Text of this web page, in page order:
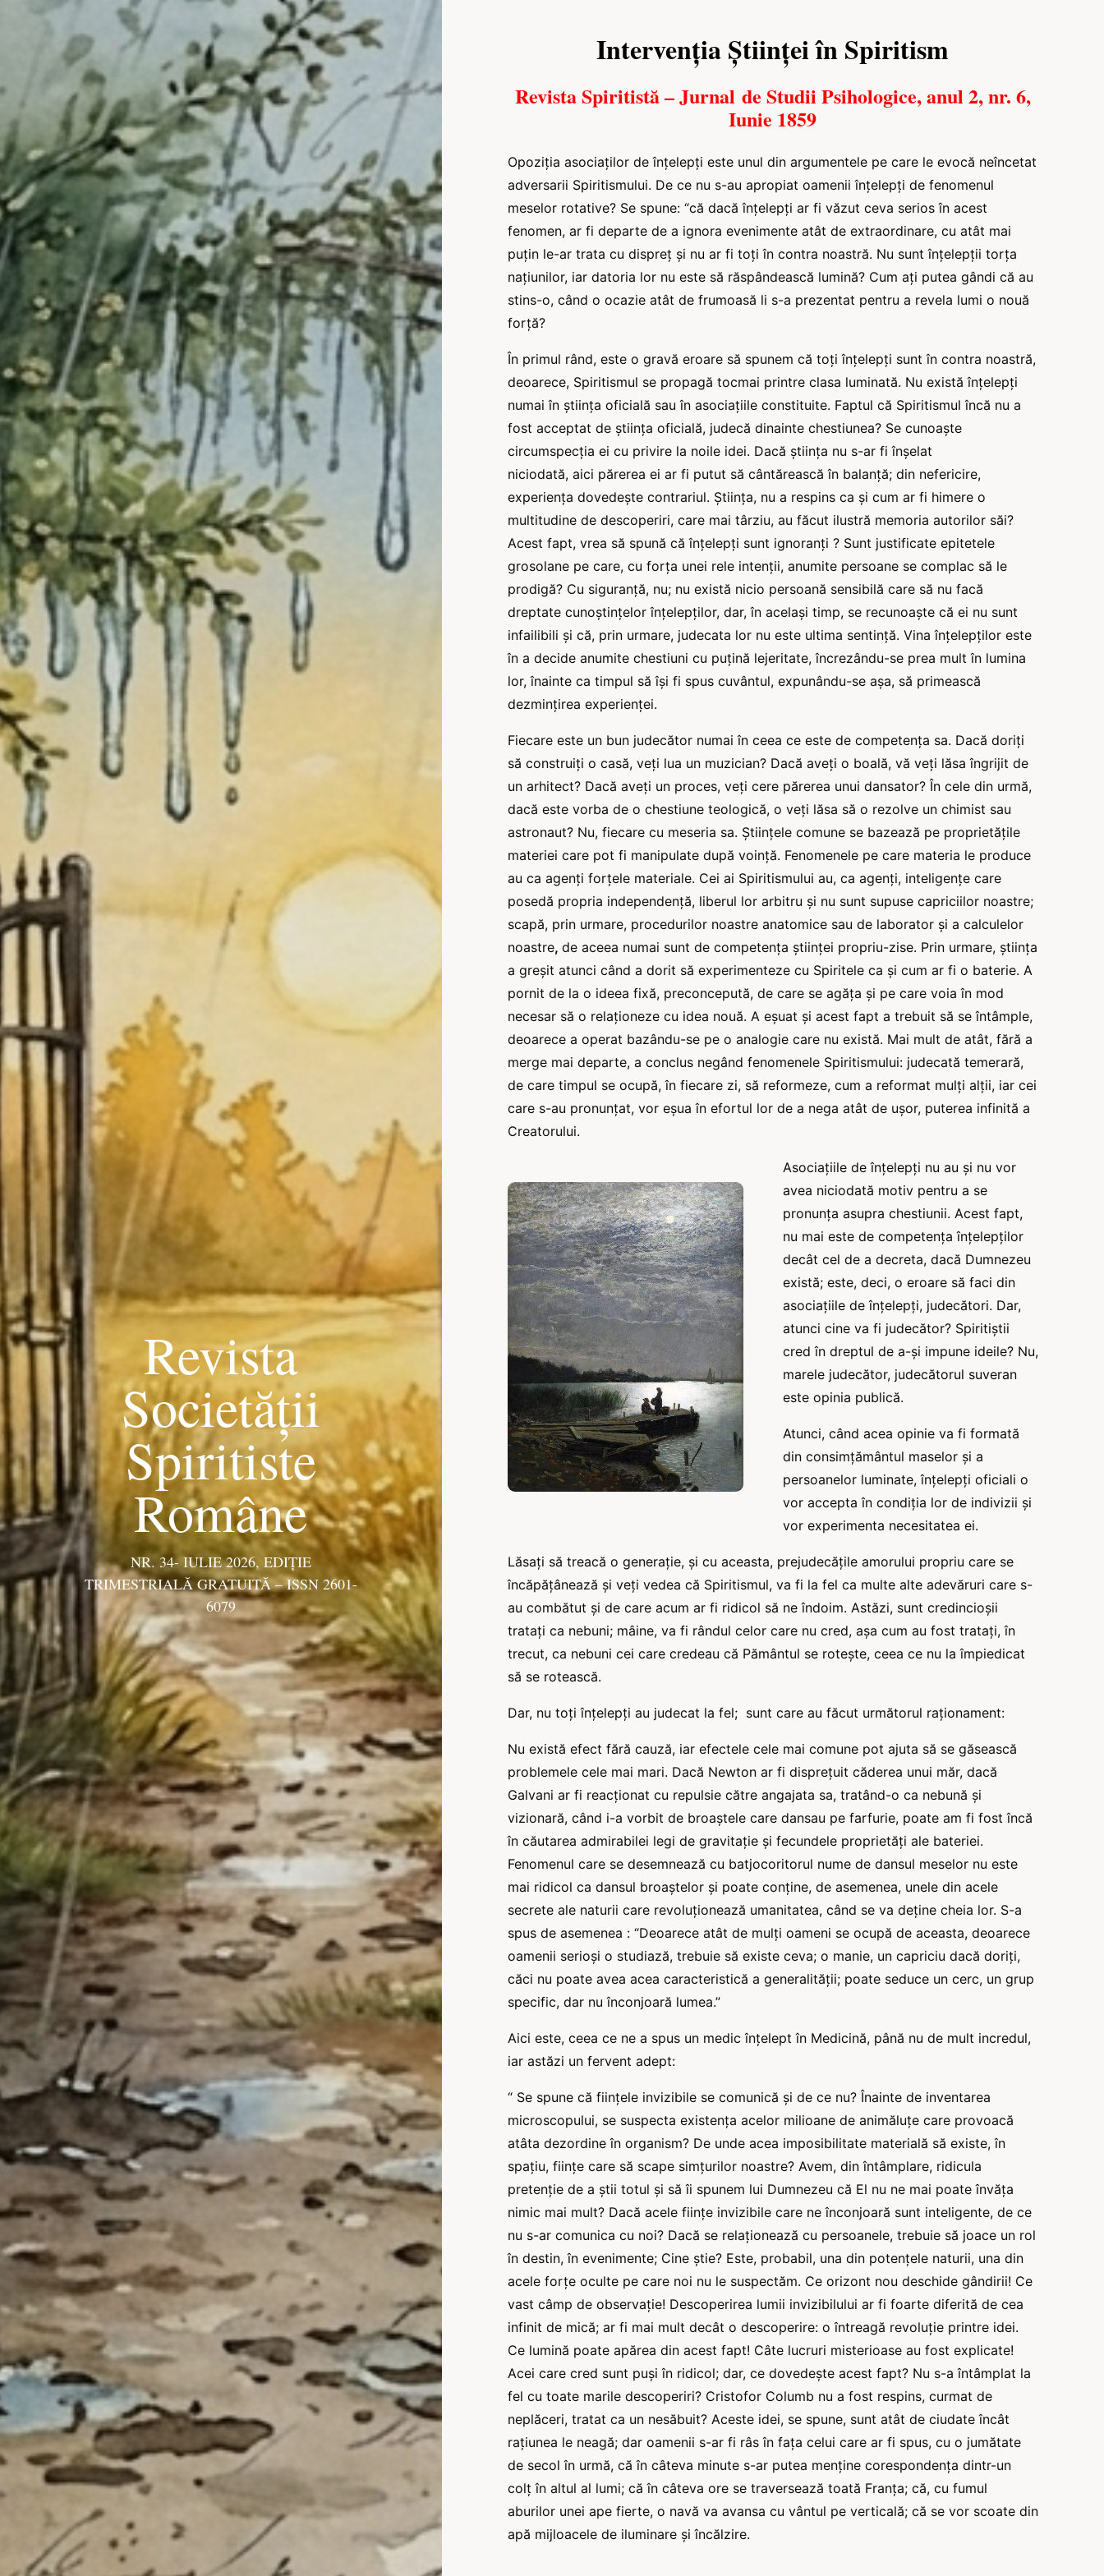
Revista
Societății
Spiritiste
Române
NR. 34- IULIE 2026, EDIŢIE
TRIMESTRIALĂ GRATUITĂ – ISSN 2601-
6079
Intervenția Științei în Spiritism
Revista Spiritistă – Jurnal de Studii Psihologice, anul 2, nr. 6,
Iunie 1859
Opoziția asociaților de înțelepți este unul din argumentele pe care le evocă neîncetat
adversarii Spiritismului. De ce nu s-au apropiat oamenii înțelepți de fenomenul
meselor rotative? Se spune: “că dacă înțelepți ar fi văzut ceva serios în acest
fenomen, ar fi departe de a ignora evenimente atât de extraordinare, cu atât mai
puțin le-ar trata cu dispreț și nu ar fi toți în contra noastră. Nu sunt înțelepții torța
națiunilor, iar datoria lor nu este să răspândească lumină? Cum ați putea gândi că au
stins-o, când o ocazie atât de frumoasă li s-a prezentat pentru a revela lumi o nouă
forță?
În primul rând, este o gravă eroare să spunem că toți înțelepți sunt în contra noastră,
deoarece, Spiritismul se propagă tocmai printre clasa luminată. Nu există înțelepți
numai în știința oficială sau în asociațiile constituite. Faptul că Spiritismul încă nu a
fost acceptat de știința oficială, judecă dinainte chestiunea? Se cunoaște
circumspecția ei cu privire la noile idei. Dacă știința nu s-ar fi înșelat
niciodată, aici părerea ei ar fi putut să cântărească în balanță; din nefericire,
experiența dovedește contrariul. Știința, nu a respins ca și cum ar fi himere o
multitudine de descoperiri, care mai târziu, au făcut ilustră memoria autorilor săi?
Acest fapt, vrea să spună că înțelepți sunt ignoranți ? Sunt justificate epitetele
grosolane pe care, cu forța unei rele intenții, anumite persoane se complac să le
prodigă? Cu siguranță, nu; nu există nicio persoană sensibilă care să nu facă
dreptate cunoștințelor înțelepților, dar, în același timp, se recunoaște că ei nu sunt
infailibili și că, prin urmare, judecata lor nu este ultima sentință. Vina înțelepților este
în a decide anumite chestiuni cu puțină lejeritate, încrezându-se prea mult în lumina
lor, înainte ca timpul să își fi spus cuvântul, expunându-se așa, să primească
dezmințirea experienței.
Fiecare este un bun judecător numai în ceea ce este de competența sa. Dacă doriți
să construiți o casă, veți lua un muzician? Dacă aveți o boală, vă veți lăsa îngrijit de
un arhitect? Dacă aveți un proces, veți cere părerea unui dansator? În cele din urmă,
dacă este vorba de o chestiune teologică, o veți lăsa să o rezolve un chimist sau
astronaut? Nu, fiecare cu meseria sa. Științele comune se bazează pe proprietățile
materiei care pot fi manipulate după voință. Fenomenele pe care materia le produce
au ca agenți forțele materiale. Cei ai Spiritismului au, ca agenți, inteligențe care
posedă propria independență, liberul lor arbitru și nu sunt supuse capriciilor noastre;
scapă, prin urmare, procedurilor noastre anatomice sau de laborator și a calculelor
noastre, de aceea numai sunt de competența științei propriu-zise. Prin urmare, știința
a greșit atunci când a dorit să experimenteze cu Spiritele ca și cum ar fi o baterie. A
pornit de la o ideea fixă, preconcepută, de care se agăța și pe care voia în mod
necesar să o relaționeze cu idea nouă. A eșuat și acest fapt a trebuit să se întâmple,
deoarece a operat bazându-se pe o analogie care nu există. Mai mult de atât, fără a
merge mai departe, a conclus negând fenomenele Spiritismului: judecată temerară,
de care timpul se ocupă, în fiecare zi, să reformeze, cum a reformat mulți alții, iar cei
care s-au pronunțat, vor eșua în efortul lor de a nega atât de ușor, puterea infinită a
Creatorului.
Asociațiile de înțelepți nu au și nu vor
avea niciodată motiv pentru a se
pronunța asupra chestiunii. Acest fapt,
nu mai este de competența înțelepților
decât cel de a decreta, dacă Dumnezeu
există; este, deci, o eroare să faci din
asociațiile de înțelepți, judecători. Dar,
atunci cine va fi judecător? Spiritiștii
cred în dreptul de a-și impune ideile? Nu,
marele judecător, judecătorul suveran
este opinia publică.
Atunci, când acea opinie va fi formată
din consimțământul maselor și a
persoanelor luminate, înțelepți oficiali o
vor accepta în condiția lor de indivizii şi
vor experimenta necesitatea ei.
Lăsați să treacă o generație, și cu aceasta, prejudecățile amorului propriu care se
încăpățânează și veți vedea că Spiritismul, va fi la fel ca multe alte adevăruri care s-
au combătut și de care acum ar fi ridicol să ne îndoim. Astăzi, sunt credincioșii
tratați ca nebuni; mâine, va fi rândul celor care nu cred, așa cum au fost tratați, în
trecut, ca nebuni cei care credeau că Pământul se rotește, ceea ce nu la împiedicat
să se rotească.
Dar, nu toți înțelepți au judecat la fel; sunt care au făcut următorul raționament:
Nu există efect fără cauză, iar efectele cele mai comune pot ajuta să se găsească
problemele cele mai mari. Dacă Newton ar fi disprețuit căderea unui măr, dacă
Galvani ar fi reacţionat cu repulsie către angajata sa, tratând-o ca nebună și
vizionară, când i-a vorbit de broaștele care dansau pe farfurie, poate am fi fost încă
în căutarea admirabilei legi de gravitație și fecundele proprietăți ale bateriei.
Fenomenul care se desemnează cu batjocoritorul nume de dansul meselor nu este
mai ridicol ca dansul broaștelor și poate conține, de asemenea, unele din acele
secrete ale naturii care revoluționează umanitatea, când se va deține cheia lor. S-a
spus de asemenea : “Deoarece atât de mulți oameni se ocupă de aceasta, deoarece
oamenii serioși o studiază, trebuie să existe ceva; o manie, un capriciu dacă doriți,
căci nu poate avea acea caracteristică a generalității; poate seduce un cerc, un grup
specific, dar nu înconjoară lumea.”
Aici este, ceea ce ne a spus un medic înțelept în Medicină, până nu de mult incredul,
iar astăzi un fervent adept:
“ Se spune că ființele invizibile se comunică și de ce nu? Înainte de inventarea
microscopului, se suspecta existența acelor milioane de animăluțe care provoacă
atâta dezordine în organism? De unde acea imposibilitate materială să existe, în
spațiu, ființe care să scape simțurilor noastre? Avem, din întâmplare, ridicula
pretenție de a știi totul și să îi spunem lui Dumnezeu că El nu ne mai poate învăța
nimic mai mult? Dacă acele ființe invizibile care ne înconjoară sunt inteligente, de ce
nu s-ar comunica cu noi? Dacă se relaționează cu persoanele, trebuie să joace un rol
în destin, în evenimente; Cine știe? Este, probabil, una din potențele naturii, una din
acele forţe oculte pe care noi nu le suspectăm. Ce orizont nou deschide gândirii! Ce
vast câmp de observație! Descoperirea lumii invizibilului ar fi foarte diferită de cea
infinit de mică; ar fi mai mult decât o descoperire: o întreagă revoluție printre idei.
Ce lumină poate apărea din acest fapt! Câte lucruri misterioase au fost explicate!
Acei care cred sunt puși în ridicol; dar, ce dovedește acest fapt? Nu s-a întâmplat la
fel cu toate marile descoperiri? Cristofor Columb nu a fost respins, curmat de
neplăceri, tratat ca un nesăbuit? Aceste idei, se spune, sunt atât de ciudate încât
rațiunea le neagă; dar oamenii s-ar fi râs în fața celui care ar fi spus, cu o jumătate
de secol în urmă, că în câteva minute s-ar putea menține corespondența dintr-un
colţ în altul al lumi; că în câteva ore se traversează toată Franța; că, cu fumul
aburilor unei ape fierte, o navă va avansa cu vântul pe verticală; că se vor scoate din
apă mijloacele de iluminare și încălzire.